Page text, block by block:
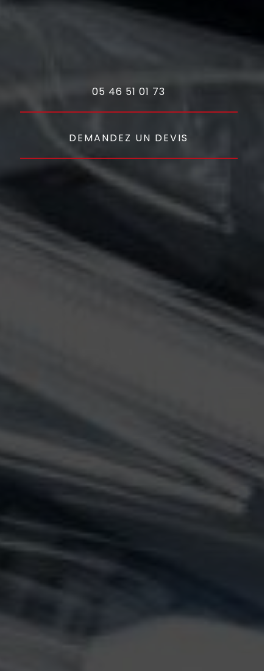
05 46 51 01 73
DEMANDEZ UN DEVIS